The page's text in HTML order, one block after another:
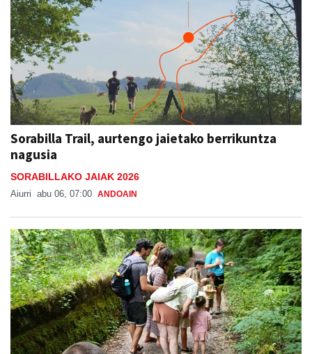
Sorabilla Trail, aurtengo jaietako berrikuntza
nagusia
SORABILLAKO JAIAK 2026
Aiurri abu 06, 07:00 ANDOAIN